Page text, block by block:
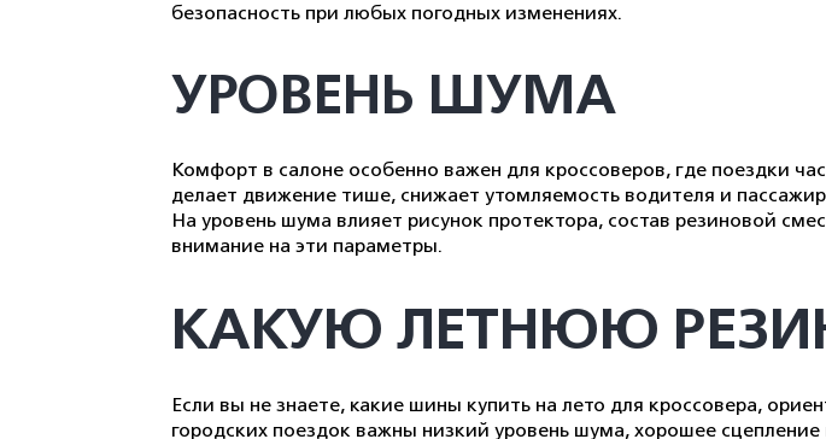
безопасность при любых погодных изменениях.
УРОВЕНЬ ШУМА
Комфорт в салоне особенно важен для кроссоверов, где поездки
делает движение тише, снижает утомляемость водителя и
На уровень шума влияет рисунок протектора, состав резиновой
внимание на эти параметры.
КАКУЮ ЛЕТНЮЮ
Если вы не знаете, какие шины купить на лето для кроссовера,
городских поездок важны низкий уровень шума, хорошее